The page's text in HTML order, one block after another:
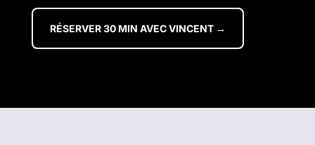
RÉSERVER 30 MIN AVEC VINCENT →